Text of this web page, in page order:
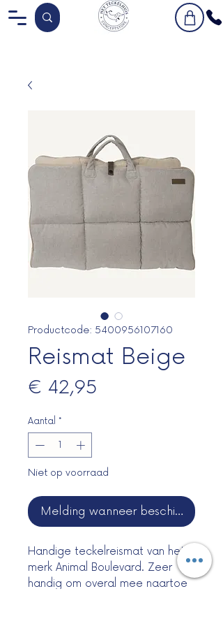
Productcode: 5400956107160
Reismat Beige
€ 42,95
Aantal *
Niet op voorraad
Melding wanneer beschikbaar
Handige teckelreismat van het
merk Animal Boulevard. Zeer
handig om overal mee naartoe